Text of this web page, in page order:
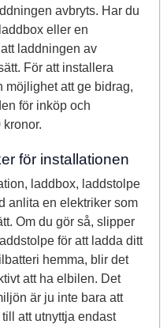
avbryts. Har du
eller en
laddningen av
För att installera
möjlighet att ge bidrag,
för inköp och
för installationen
laddbox, laddstolpe
anlita en elektriker som
Om du gör så, slipper
för att ladda ditt
hemma, blir det
att ha elbilen. Det
är ju inte bara att
att utnyttja endast